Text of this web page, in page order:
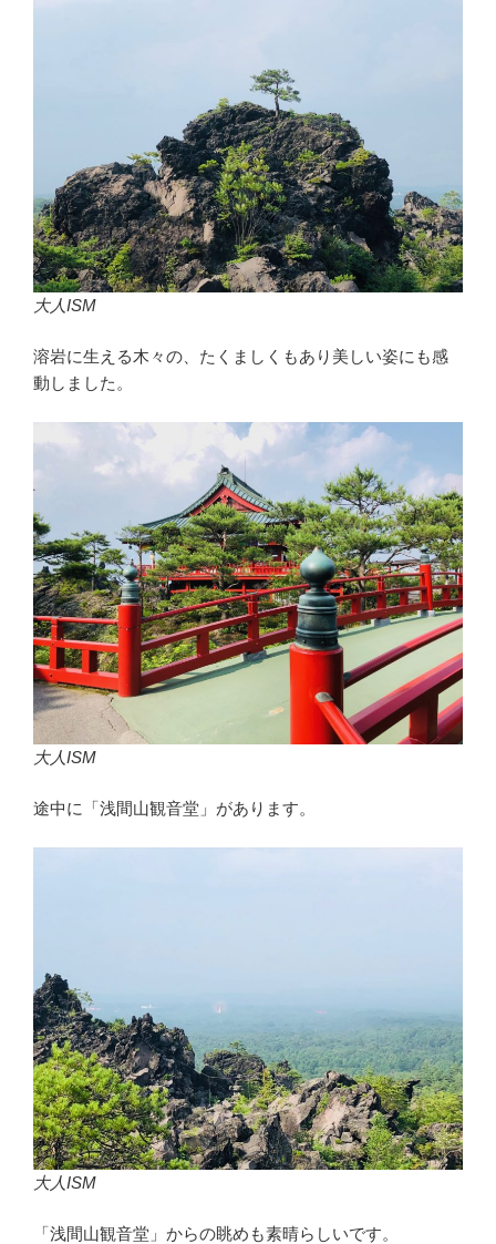
大人ISM
溶岩に生える木々の、たくましくもあり美しい姿にも感
動しました。
大人ISM
途中に「浅間山観音堂」があります。
大人ISM
「浅間山観音堂」からの眺めも素晴らしいです。